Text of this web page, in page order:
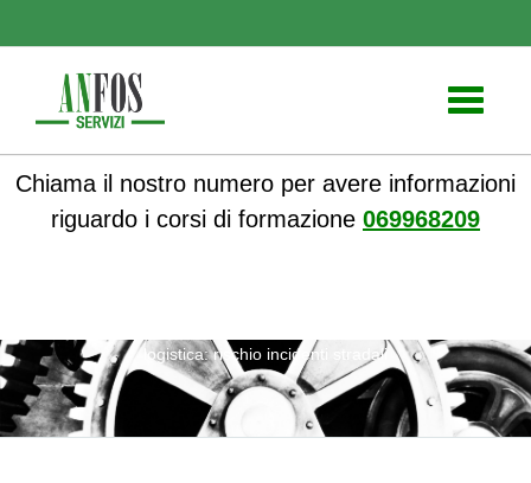
Toggle
Chiama il nostro numero per avere informazioni
riguardo i corsi di formazione 069968209
logistica: rischio incidenti stradali